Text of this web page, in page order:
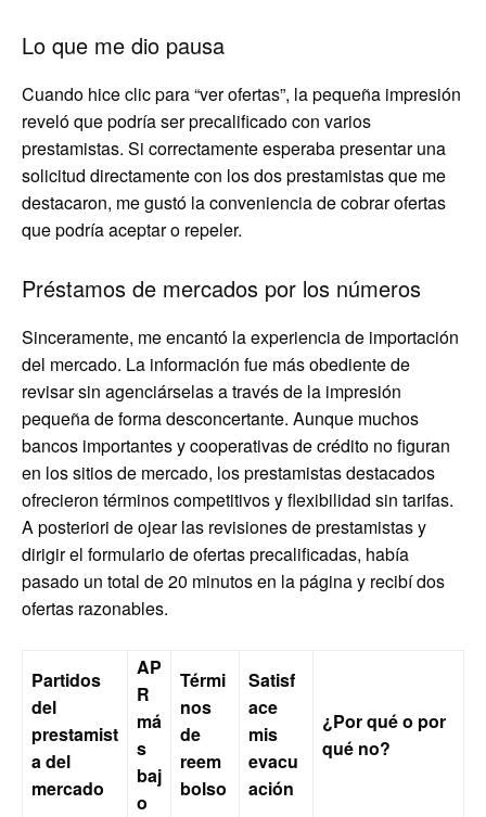
Lo que me dio pausa
Cuando hice clic para “ver ofertas”, la pequeña impresión
reveló que podría ser precalificado con varios
prestamistas. Si correctamente esperaba presentar una
solicitud directamente con los dos prestamistas que me
destacaron, me gustó la conveniencia de cobrar ofertas
que podría aceptar o repeler.
Préstamos de mercados por los números
Sinceramente, me encantó la experiencia de importación
del mercado. La información fue más obediente de
revisar sin agenciárselas a través de la impresión
pequeña de forma desconcertante. Aunque muchos
bancos importantes y cooperativas de crédito no figuran
en los sitios de mercado, los prestamistas destacados
ofrecieron términos competitivos y flexibilidad sin tarifas.
A posteriori de ojear las revisiones de prestamistas y
dirigir el formulario de ofertas precalificadas, había
pasado un total de 20 minutos en la página y recibí dos
ofertas razonables.
Partidos
del
prestamist
a del
mercado
AP
R
má
s
baj
o
Térmi
nos
de
reem
bolso
Satisf
ace
mis
evacu
ación
¿Por qué o por
qué no?